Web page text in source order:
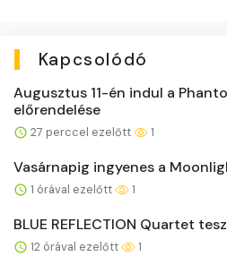
Kapcsolódó
Augusztus 11-én indul a
előrendelése
27 perccel ezelőtt 1
Vasárnapig ingyenes a
1 órával ezelőtt 1
BLUE REFLECTION Quartet
12 órával ezelőtt 1